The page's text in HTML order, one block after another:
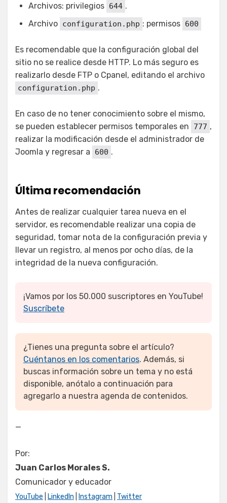
Archivos: privilegios 644 .
Archivo configuration.php : permisos 600
Es recomendable que la configuración global del
sitio no se realice desde HTTP. Lo más seguro es
realizarlo desde FTP o Cpanel, editando el archivo
configuration.php .
En caso de no tener conocimiento sobre el mismo,
se pueden establecer permisos temporales en
777 ,
realizar la modificación desde el administrador de
Joomla y regresar a
600 .
Última recomendación
Antes de realizar cualquier tarea nueva en el
servidor, es recomendable realizar una copia de
seguridad, tomar nota de la configuración previa y
llevar un registro, al menos por ocho días, de la
integridad de la nueva configuración.
¡Vamos por los 50.000 suscriptores en YouTube!
Suscríbete
¿Tienes una pregunta sobre el artículo?
Cuéntanos en los comentarios. Además, si
buscas información sobre un tema y no está
disponible, anótalo a continuación para
agregarlo a nuestra agenda de contenidos.
—
Por:
Juan Carlos Morales S.
Comunicador y educador
YouTube LinkedIn Instagram Twitter